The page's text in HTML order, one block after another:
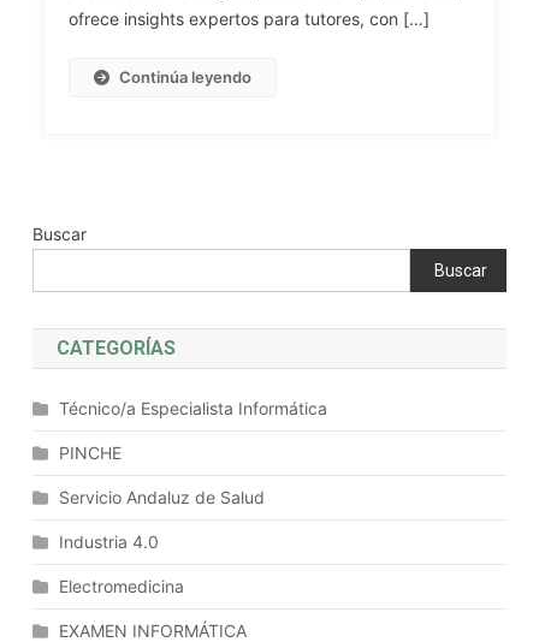
Aplicaciones
ofrece insights expertos para tutores, con […]
Continúa leyendo
Buscar
Buscar
CATEGORÍAS
Técnico/a Especialista Informática
PINCHE
Servicio Andaluz de Salud
Industria 4.0
Electromedicina
EXAMEN INFORMÁTICA